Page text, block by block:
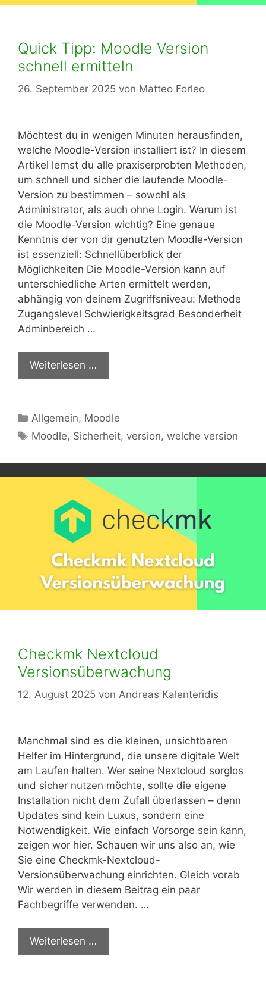
Quick Tipp: Moodle Version
schnell ermitteln
26. September 2025 von Matteo Forleo
Möchtest du in wenigen Minuten herausfinden,
welche Moodle-Version installiert ist? In diesem
Artikel lernst du alle praxiserprobten Methoden,
um schnell und sicher die laufende Moodle-
Version zu bestimmen – sowohl als
Administrator, als auch ohne Login. Warum ist
die Moodle-Version wichtig? Eine genaue
Kenntnis der von dir genutzten Moodle-Version
ist essenziell: Schnellüberblick der
Möglichkeiten Die Moodle-Version kann auf
unterschiedliche Arten ermittelt werden,
abhängig von deinem Zugriffsniveau: Methode
Zugangslevel Schwierigkeitsgrad Besonderheit
Adminbereich …
Weiterlesen …
Kategorien
Allgemein, Moodle
Schlagwörter
Moodle, Sicherheit, version,welche version
Checkmk Nextcloud
Versionsüberwachung
12. August 2025 von Andreas Kalenteridis
Manchmal sind es die kleinen, unsichtbaren
Helfer im Hintergrund, die unsere digitale Welt
am Laufen halten. Wer seine Nextcloud sorglos
und sicher nutzen möchte, sollte die eigene
Installation nicht dem Zufall überlassen – denn
Updates sind kein Luxus, sondern eine
Notwendigkeit. Wie einfach Vorsorge sein kann,
zeigen wor hier. Schauen wir uns also an, wie
Sie eine Checkmk-Nextcloud-
Versionsüberwachung einrichten. Gleich vorab
Wir werden in diesem Beitrag ein paar
Fachbegriffe verwenden. …
Weiterlesen …